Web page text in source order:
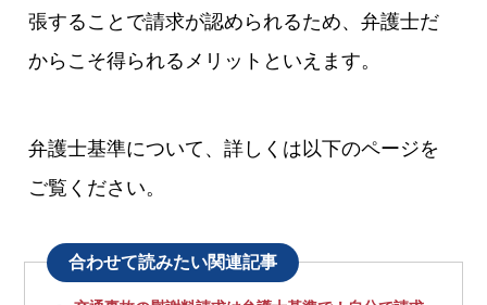
張することで請求が認められるため、弁護士だ
からこそ得られるメリットといえます。
弁護士基準について、詳しくは以下のページを
ご覧ください。
合わせて読みたい関連記事